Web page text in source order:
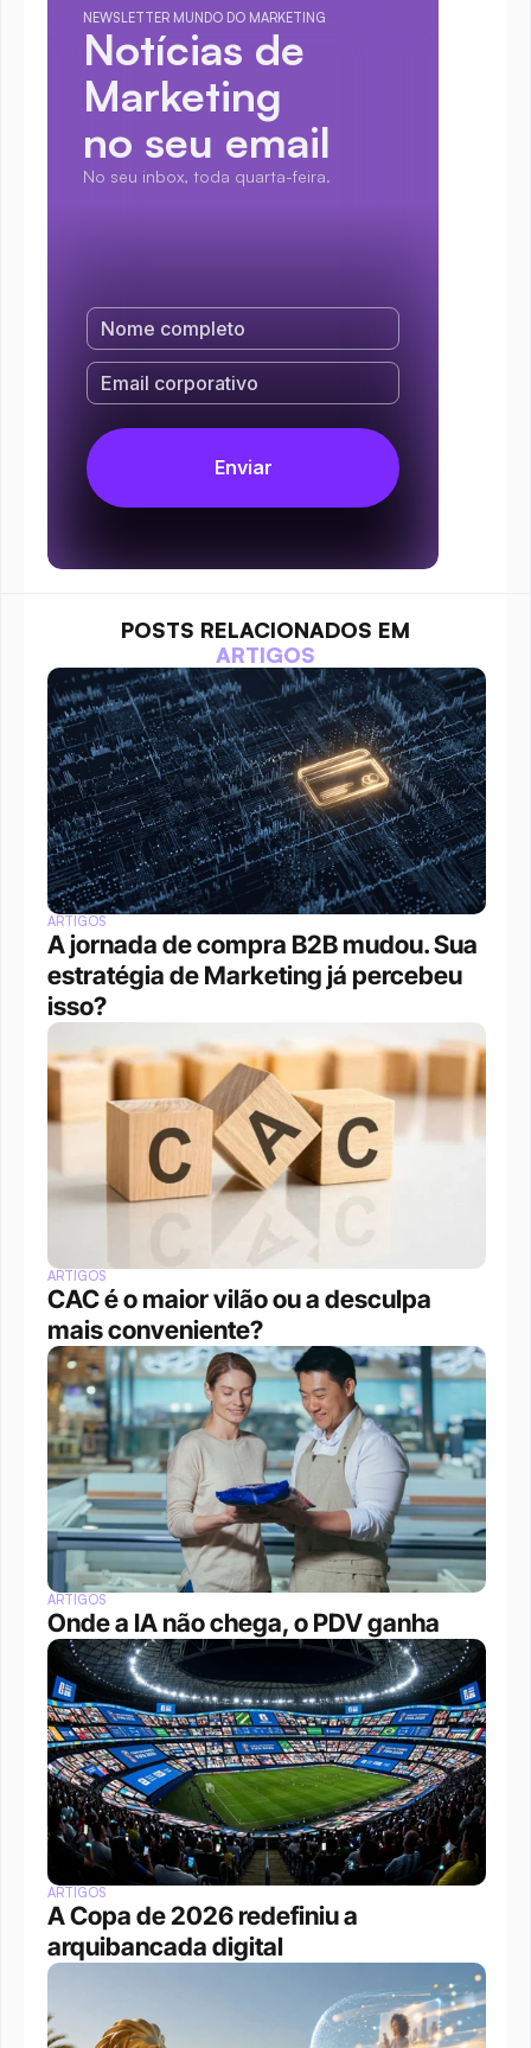
NEWSLETTER MUNDO DO MARKETING
Notícias de
Marketing
no seu email
No seu inbox, toda quarta-feira.
POSTS RELACIONADOS EM
ARTIGOS
ARTIGOS
A jornada de compra B2B mudou. Sua
estratégia de Marketing já percebeu
isso?
ARTIGOS
CAC é o maior vilão ou a desculpa
mais conveniente?
ARTIGOS
Onde a IA não chega, o PDV ganha
ARTIGOS
A Copa de 2026 redefiniu a
arquibancada digital